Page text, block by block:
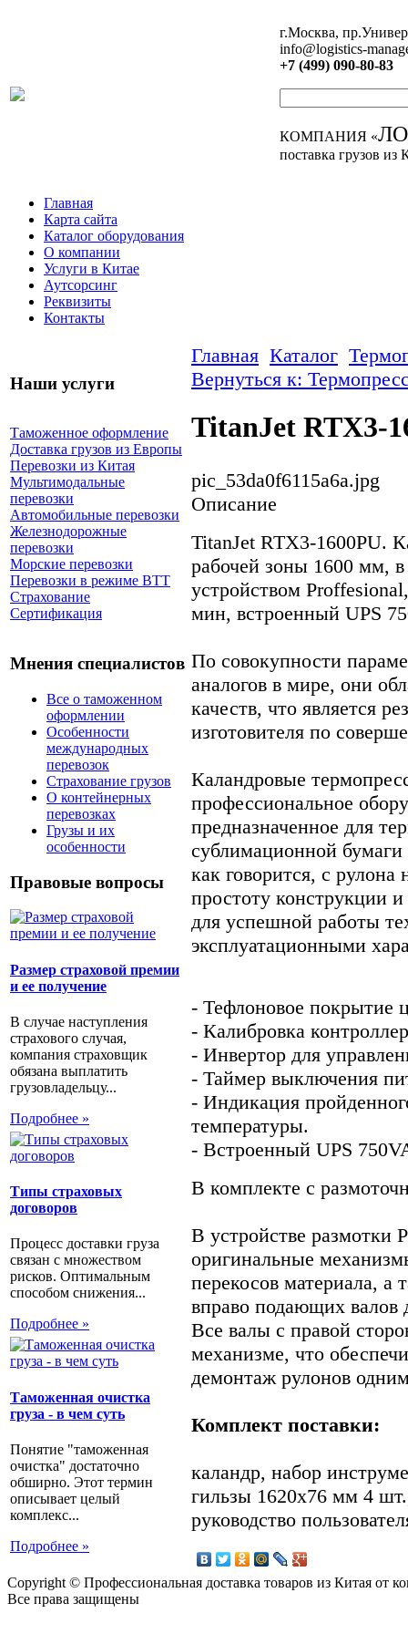
г.Москва,
info@logistics-
+7 (499) 090-80-83
КОМПАНИЯ «
поставка грузов из
Главная
Карта сайта
Каталог оборудования
О компании
Услуги в Китае
Аутсорсинг
Реквизиты
Контакты
Наши услуги
Таможенное оформление
Доставка грузов из Европы
Перевозки из Китая
Мультимодальные
перевозки
Автомобильные перевозки
Железнодорожные
перевозки
Морские перевозки
Перевозки в режиме ВТТ
Страхование
Сертификация
Мнения специалистов
Все о таможенном
оформлении
Особенности
международных
перевозок
Страхование грузов
О контейнерных
перевозках
Грузы и их
особенности
Правовые вопросы
Размер страховой премии
и ее получение
В случае наступления
страхового случая,
компания страховщик
обязана выплатить
грузовладельцу...
Подробнее »
Типы страховых
договоров
Процесс доставки груза
связан с множеством
рисков. Оптимальным
способом снижения...
Подробнее »
Таможенная очистка
груза - в чем суть
Понятие "таможенная
очистка" достаточно
обширно. Этот термин
описывает целый
комплекс...
Подробнее »
Главная Каталог
Вернуться к:
TitanJet RTX3-
pic_53da0f6115a6a.jpg
Описание
TitanJet RTX3-1600PU.
рабочей зоны 1600 мм,
устройством
мин, встроенный UPS
По совокупности
аналогов в мире, они
качеств, что является
изготовителя по
Каландровые
профессиональное
предназначенное для
сублимационной
как говорится, с
простоту конструкции
для успешной работы
эксплуатационными
- Тефлоновое покрытие
- Калибровка
- Инвертор для
- Таймер выключения
- Индикация
температуры.
- Встроенный UPS
В комплекте c
В устройстве размотки
оригинальные
перекосов материала, а
вправо подающих валов
Все валы с правой
механизме, что
демонтаж рулонов
Комплект поставки:
каландр, набор
гильзы 1620х76 мм 4
руководство
Copyright © Профессиональная доставка товаров из Китая от
Все права защищены